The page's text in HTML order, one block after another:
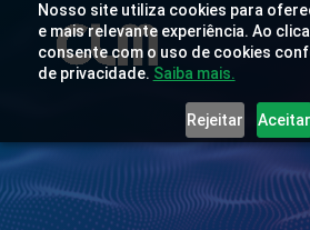
Nosso site utiliza cookies para
e mais relevante experiência. Ao
consente com o uso de cookies
de privacidade. Saiba mais.
Rejeitar Aceitar